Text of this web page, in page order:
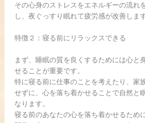
その心身のストレスをエネルギーの流れ
し、夜ぐっすり眠れて疲労感が改善します
特徴２：寝る前にリラックスできる
まず、睡眠の質を良くするためには心と
せることが重要です。
特に寝る前に仕事のことを考えたり、家
せずに、心を落ち着かせることで自然と
なります。
寝る前のあなたの心を落ち着かせるため